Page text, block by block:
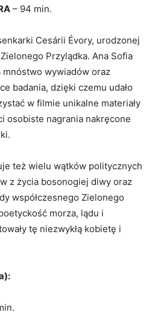
– 94 min.
Cesárii Évory, urodzonej
Przylądka. Ana Sofia
mnóstwo wywiadów oraz
badania, dzięki czemu udało
w filmie unikalne materiały
osobiste nagrania nakręcone
też wielu wątków politycznych
z życia bosonogiej diwy oraz
współczesnego Zielonego
morza, lądu i
tę niezwykłą kobietę i